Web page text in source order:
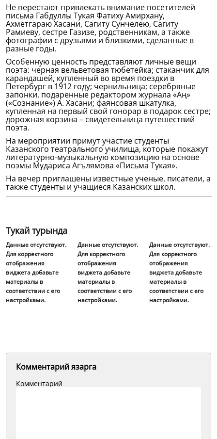
Не перестают привлекать внимание посетителей
письма Габдуллы Тукая Фатиху Амирхану,
Ахметгараю Хасани, Сагиту Сунчелею, Сагиту
Рамиеву, сестре Газизе, родственникам, а также
фотографии с друзьями и близкими, сделанные в
разные годы.
Особенную ценность представляют личные вещи
поэта: черная вельветовая тюбетейка; стаканчик для
карандашей, купленный во время поездки в
Петербург в 1912 году; чернильница; серебряные
запонки, подаренные редактором журнала «Аң»
(«Сознание») А. Хасани; фаянсовая шкатулка,
купленная на первый свой гонорар в подарок сестре;
дорожная корзина – свидетельница путешествий
поэта.
На мероприятии примут участие студенты
Казанского театрального училища, которые покажут
литературно-музыкальную композицию на основе
поэмы Мудариса Агълямова «Письма Тукая».
На вечер приглашены известные ученые, писатели, а
также студенты и учащиеся Казанских школ.
Тукай турында
Данные отсутствуют.
Для корректного
отображения
виджета добавьте
материалы в
соответствии с его
настройками.
Данные отсутствуют.
Для корректного
отображения
виджета добавьте
материалы в
соответствии с его
настройками.
Данные отсутствуют.
Для корректного
отображения
виджета добавьте
материалы в
соответствии с его
настройками.
Комментарий язарга
Комментарий